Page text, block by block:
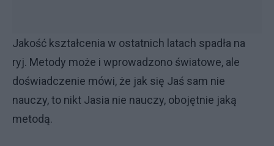
Jakość kształcenia w ostatnich latach spadła na
ryj. Metody może i wprowadzono światowe, ale
doświadczenie mówi, że jak się Jaś sam nie
nauczy, to nikt Jasia nie nauczy, obojętnie jaką
metodą.